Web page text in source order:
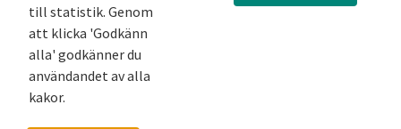
Kringla
till statistik. Genom
att klicka 'Godkänn
alla' godkänner du
användandet av alla
kakor.